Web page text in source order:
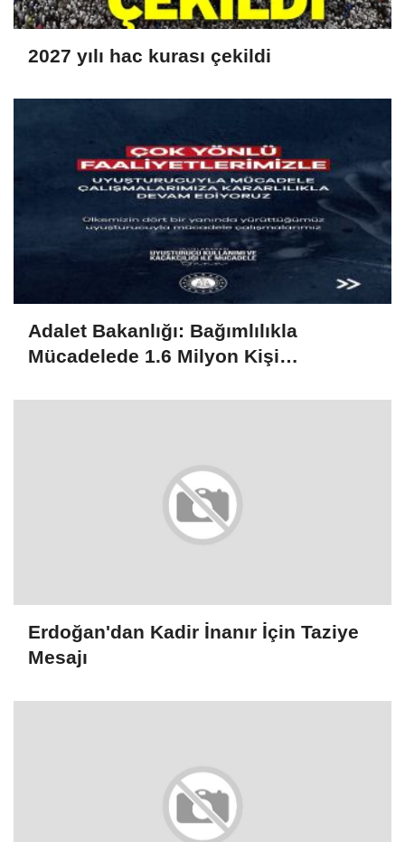
2027 yılı hac kurası çekildi
Adalet Bakanlığı: Bağımlılıkla
Mücadelede 1.6 Milyon Kişi
Erdoğan'dan Kadir İnanır İçin Taziye
Mesajı